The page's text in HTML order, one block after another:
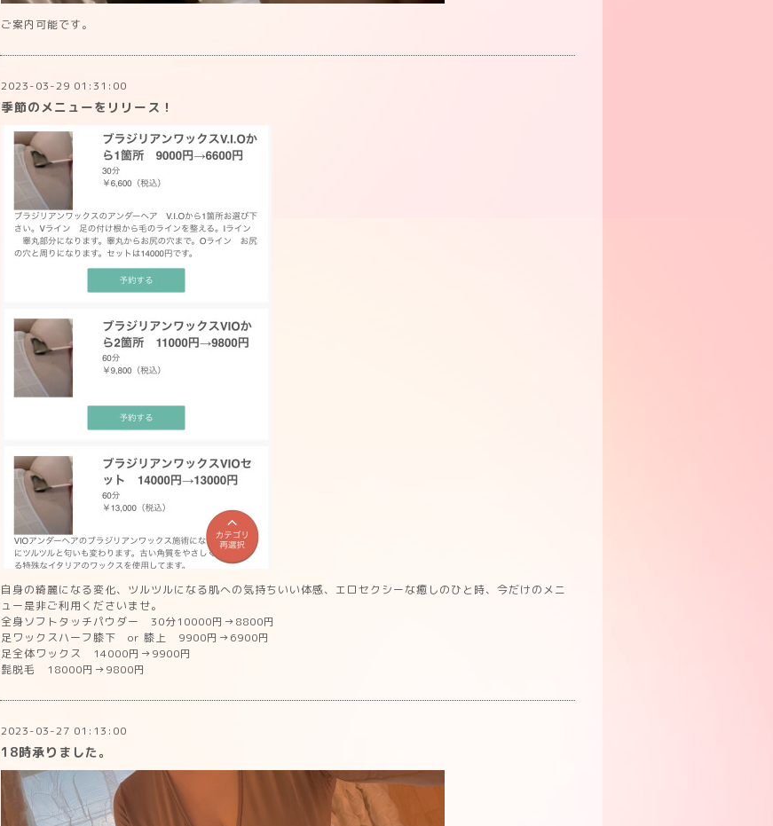
ご案内可能です。
2023-03-29 01:31:00
季節のメニューをリリース！
自身の綺麗になる変化、ツルツルになる肌への気持ちいい体感、エロセクシーな癒しのひと時、今だけのメニ
ュー是非ご利用くださいませ。
全身ソフトタッチパウダー 30分10000円→8800円
足ワックスハーフ膝下 or 膝上 9900円→6900円
足全体ワックス 14000円→9900円
髭脱毛 18000円→9800円
2023-03-27 01:13:00
18時承りました。